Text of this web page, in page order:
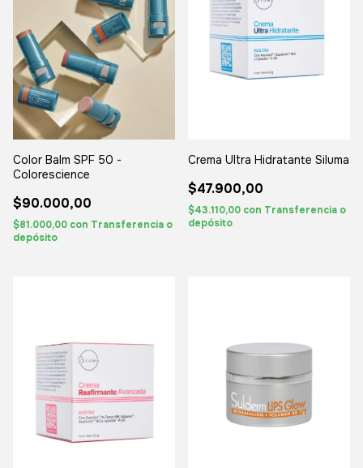
Color Balm SPF 50 -
Colorescience
$90.000,00
$81.000,00 con Transferencia o
depósito
Crema Ultra Hidratante Siluma
$47.900,00
$43.110,00 con Transferencia o
depósito